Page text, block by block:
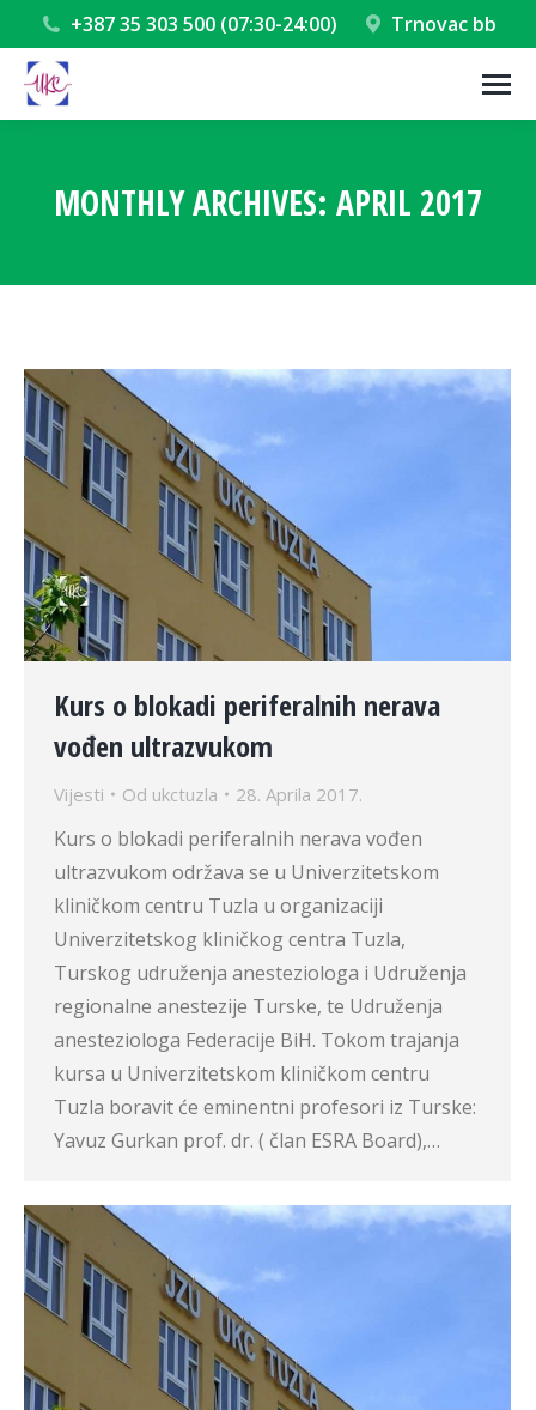
+387 35 303 500 (07:30-24:00) Trnovac bb
MONTHLY ARCHIVES: APRIL 2017
Kurs o blokadi periferalnih nerava
vođen ultrazvukom
Vijesti Od ukctuzla 28. Aprila 2017.
Kurs o blokadi periferalnih nerava vođen
ultrazvukom održava se u Univerzitetskom
kliničkom centru Tuzla u organizaciji
Univerzitetskog kliničkog centra Tuzla,
Turskog udruženja anesteziologa i Udruženja
regionalne anestezije Turske, te Udruženja
anesteziologa Federacije BiH. Tokom trajanja
kursa u Univerzitetskom kliničkom centru
Tuzla boravit će eminentni profesori iz Turske:
Yavuz Gurkan prof. dr. ( član ESRA Board),…